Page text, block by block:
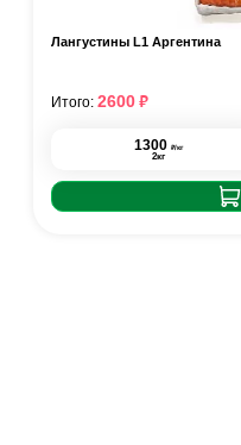
Лангустины L1 Аргентина
1300 ₽/кг
2кг
Итого: 2600₽